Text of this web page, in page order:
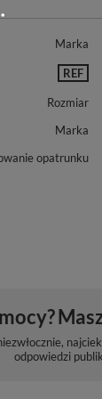
Marka
REF
Rozmiar
Marka
opatrunku
odpowiedzi